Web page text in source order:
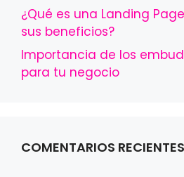
¿Qué es una Landing
sus beneficios?
Importancia de los
para tu negocio
COMENTARIOS RECIENTES